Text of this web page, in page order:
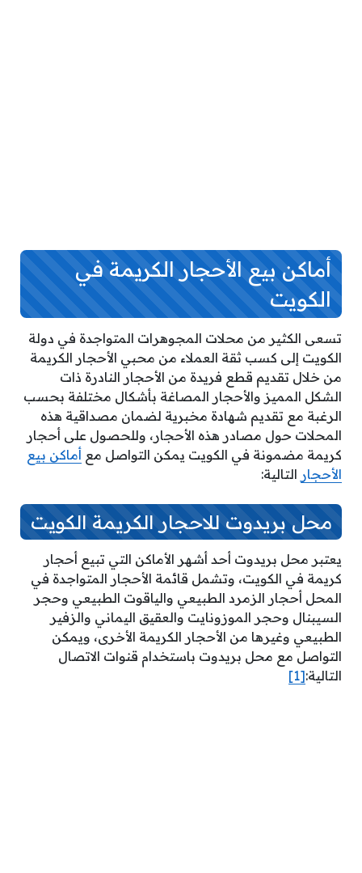
أماكن بيع الأحجار الكريمة في
الكويت
تسعى الكثير من محلات المجوهرات المتواجدة في دولة
الكويت إلى كسب ثقة العملاء من محبي الأحجار الكريمة
من خلال تقديم قطع فريدة من الأحجار النادرة ذات
الشكل المميز والأحجار المصاغة بأشكال مختلفة بحسب
الرغبة مع تقديم شهادة مخبرية لضمان مصداقية هذه
المحلات حول مصادر هذه الأحجار، وللحصول على أحجار
كريمة مضمونة في الكويت يمكن التواصل مع أماكن بيع
الأحجار التالية:
محل بريدوت للاحجار الكريمة الكويت
يعتبر محل بريدوت أحد أشهر الأماكن التي تبيع أحجار
كريمة في الكويت، وتشمل قائمة الأحجار المتواجدة في
المحل أحجار الزمرد الطبيعي والياقوت الطبيعي وحجر
السيبنال وحجر الموزونايت والعقيق اليماني والزفير
الطبيعي وغيرها من الأحجار الكريمة الأخرى، ويمكن
التواصل مع محل بريدوت باستخدام قنوات الاتصال
التالية:[1]